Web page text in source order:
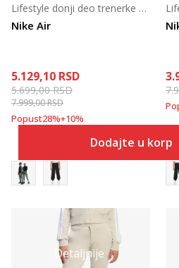
Nike Air
Lifestyle donji deo trenerke za tinejdžere
5.129,10 RSD
5.699,00RSD
7.999,00RSD
Popust28%+10%
Dodajte u korpu
Detaljnije